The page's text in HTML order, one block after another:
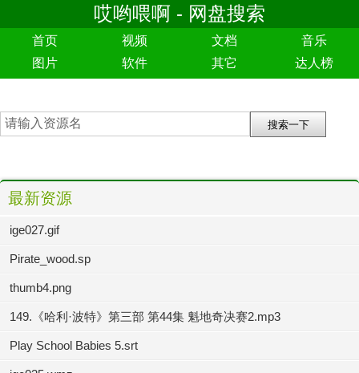
哎哟喂啊 - 网盘搜索
首页 视频 文档
音乐
图片
软件 其它 达人榜
最新资源
ige027.gif
Pirate_wood.sp
thumb4.png
149.《哈利·波特》第三部 第44集 魁地奇决赛2.mp3
Play School Babies 5.srt